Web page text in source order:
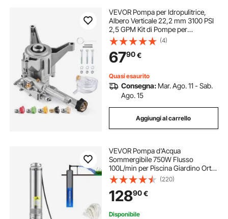
VEVOR Pompa per Idropulitrice,
Albero Verticale 22,2 mm 3100 PSI
2,5 GPM Kit di Pompe per
Idropulitrice Sostitutive, 5 Ugelli,
Hardware e Tubo Sifone,
Compatibile con Troy Bilt,
PowerStroke, Craftsman
(4)
6790€
Quasi esaurito
Consegna: Mar. Ago. 11 - Sab.
Ago. 15
Aggiungi al carrello
VEVOR Pompa d'Acqua
Sommergibile 750W Flusso
100L/min per Piscina Giardino Orto
in Acciaio Inox, Pompa per Pozzi
Sommersa 230 V Prevalenza Max.
66m, Pompa per Pozzo Piscina in
Acciaio Inox con Cavi
(220)
12890€
Disponibile